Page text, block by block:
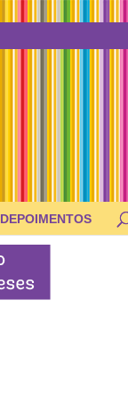
DEPOIMENTOS